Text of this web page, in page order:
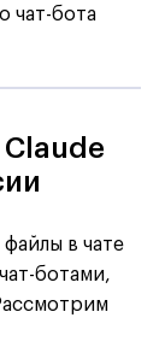
чат-бота
в чате
ботами,